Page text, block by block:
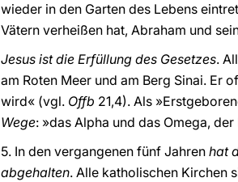
wieder in den Garten des Lebens
Vätern verheißen hat, Abraham und
Jesus ist die Erfüllung des Gesetzes.
am Roten Meer und am Berg Sinai. Er
wird« (vgl. Offb 21,4). Als
Wege: »das Alpha und das Omega,
5. In den vergangenen fünf Jahren hat
abgehalten. Alle katholischen Kirchen